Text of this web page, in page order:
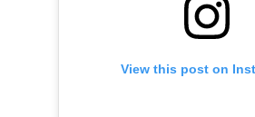
View this post on